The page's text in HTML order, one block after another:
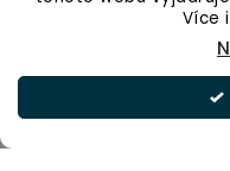
Více
vyhrazena.
Odstoupit od smlouvy